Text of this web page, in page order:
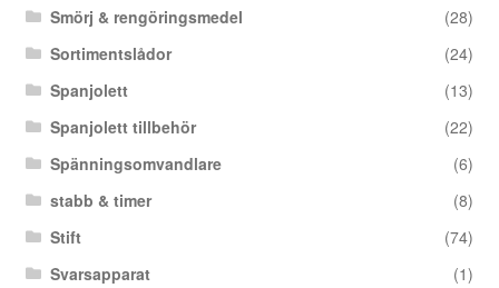
Smörj & rengöringsmedel
(28)
Sortimentslådor
(24)
Spanjolett
(13)
Spanjolett tillbehör
(22)
Spänningsomvandlare
(6)
stabb & timer
(8)
Stift
(74)
Svarsapparat
(1)